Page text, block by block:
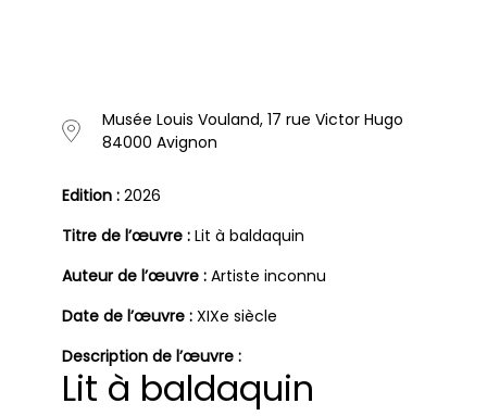
Musée Louis Vouland, 17 rue Victor Hugo
84000 Avignon
Edition : 2026
Titre de l’œuvre : Lit à baldaquin
Auteur de l’œuvre : Artiste inconnu
Date de l’œuvre : XIXe siècle
Description de l’œuvre :
Lit à baldaquin